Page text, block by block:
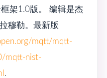
架1.0版。 编辑是杰
穆勒。最新版
mqtt/mqtt-
mqtt-nist-
.